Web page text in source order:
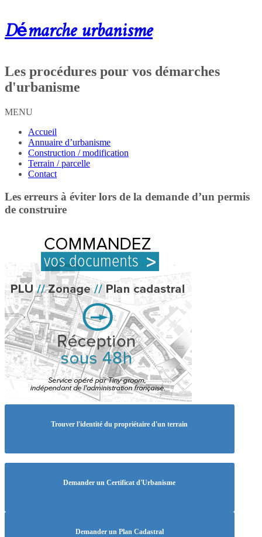
Démarche urbanisme
Les procédures pour vos démarches
d'urbanisme
MENU
Accueil
Annuaire d’urbanisme
Construction / modification
Terrain / parcelle
Contact
Les erreurs à éviter lors de la demande d’un permis
de construire
Trouver l'identité du propriétaire d'un terrain
Demander un Certificat d'Urbanisme
Demander un Plan Cadastral